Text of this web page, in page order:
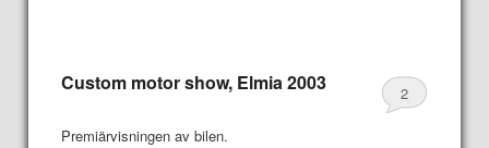
Custom motor show, Elmia 2003 2
Premiärvisningen av bilen.